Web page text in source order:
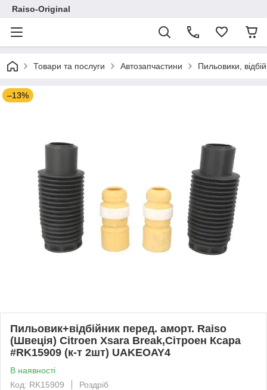
Raiso-Original
Товари та послуги Автозапчастини Пильовики,
–13%
Пильовик+відбійник перед. аморт. Raiso
(Швеція) Citroen Xsara Break,Сітроен Ксара
#RK15909 (к-т 2шт) UAKEOAY4
В наявності
Код: RK15909
Роздріб